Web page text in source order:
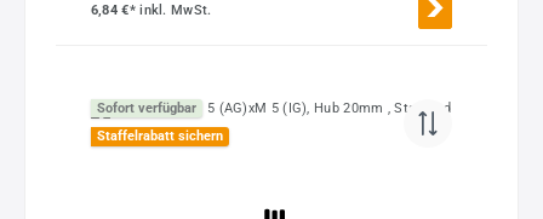
6,84 €*inkl. MwSt.
Sofort verfügbar
Staffelrabatt sichern